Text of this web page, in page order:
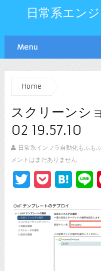
日常系エン
Menu
Home
スクリーンシ
02 19.57.10
日常系インフラ自動化もふも
メントはまだありません
TwitterPocket